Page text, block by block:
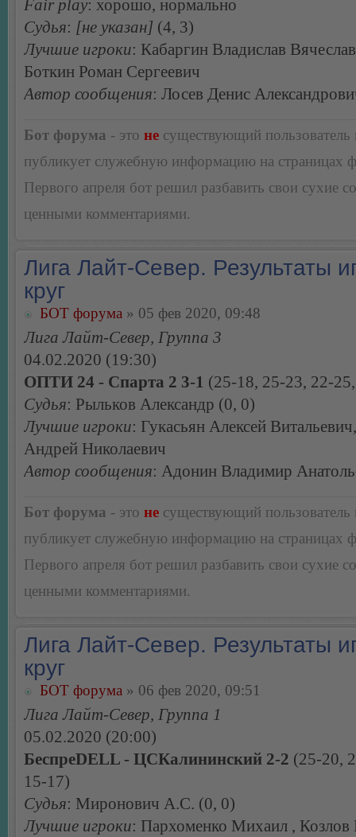
Fair play: хорошо, нормально
Судья: [не указан] (4, 3)
Лучшие игроки: Кабаргин Владислав
Боткин Роман Сергеевич
Автор сообщения: Лосев Денис
Бот форума - это не существующий пользователь
публикует служебную информацию на страницах
Первого апреля бот решил разбавить свои сухие
ценными комментариями.
Лига Лайт-Север. Результаты
круг
БОТ форума » 05 фев 2020, 09:48
Лига Лайт-Север, Группа 3
04.02.2020 (19:30)
ОПТИ 24 - Спарта 2 3-1 (25-18, 25-23, 22-
Судья: Рыльков Александр (0, 0)
Лучшие игроки: Гукасьян Алексей
Андрей Николаевич
Автор сообщения: Адонин Владимир
Бот форума - это не существующий пользователь
публикует служебную информацию на страницах
Первого апреля бот решил разбавить свои сухие
ценными комментариями.
Лига Лайт-Север. Результаты
круг
БОТ форума » 06 фев 2020, 09:51
Лига Лайт-Север, Группа 1
05.02.2020 (20:00)
БеспреDELL - ЦСКалининский 2-2 (25-20,
15-17)
Судья: Миронович А.С. (0, 0)
Лучшие игроки: Пархоменко Михаил , Козлов